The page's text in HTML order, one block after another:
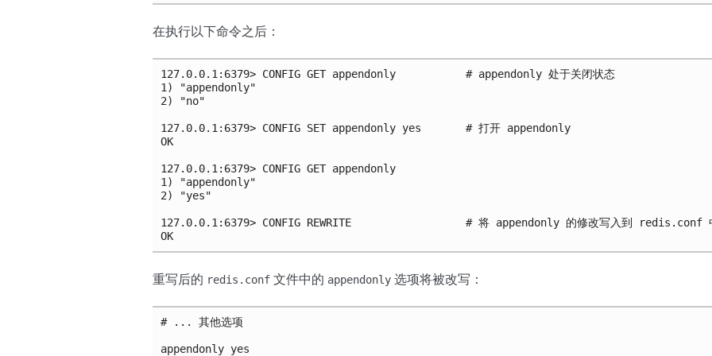
在执行以下命令之后：
127.0.0.1:6379> CONFIG GET appendonly           # appendonly 处于关闭状态
1) "appendonly"
2) "no"
127.0.0.1:6379> CONFIG SET appendonly yes       # 打开 appendonly
OK
127.0.0.1:6379> CONFIG GET appendonly
1) "appendonly"
2) "yes"
127.0.0.1:6379> CONFIG REWRITE                  # 将 appendonly 的修改写入到 redis.conf
OK
重写后的 redis.conf 文件中的 appendonly 选项将被改写：
# ... 其他选项
appendonly yes